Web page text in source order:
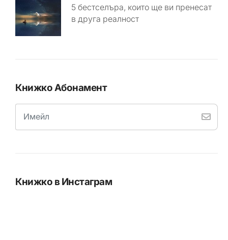
5 бестселъра, които ще ви пренесат
в друга реалност
Книжко Абонамент
Книжко в Инстаграм